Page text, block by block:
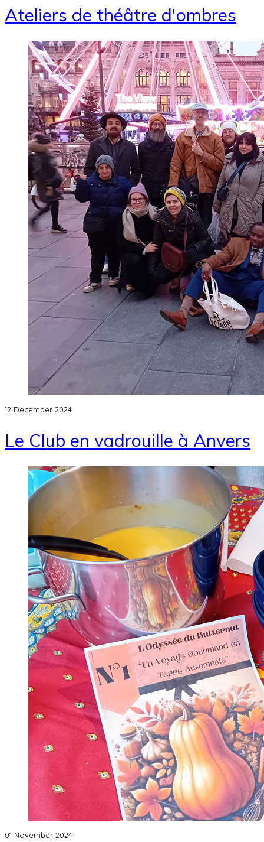
Ateliers de théâtre d'ombres
12 December 2024
Le Club en vadrouille à Anvers
01 November 2024